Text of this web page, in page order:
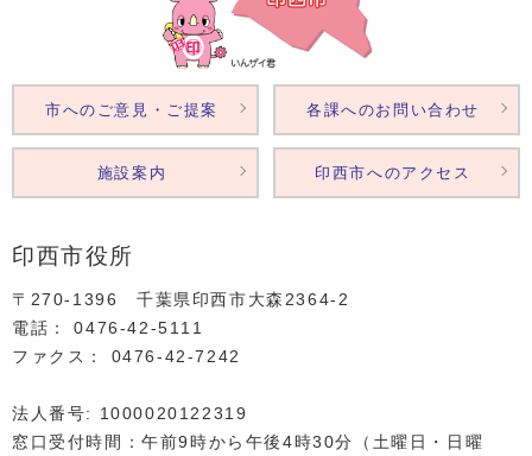
印西市役所
〒270-1396 千葉県印西市大森2364‐2
電話： 0476‐42‐5111
ファクス： 0476‐42‐7242
法人番号: 1000020122319
窓口受付時間：午前9時から午後4時30分（土曜日・日曜
市へのご意見・ご提案 各課へのお問い合わせ
施設案内 印西市へのアクセス